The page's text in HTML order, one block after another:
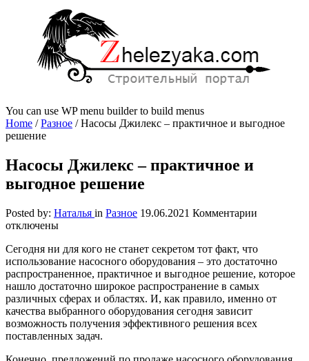
You can use WP menu builder to build menus
Home /Разное /Насосы Джилекс – практичное и выгодное
решение
Насосы Джилекс – практичное и
выгодное решение
Posted by: Наталья in Разное 19.06.2021 Комментарии
Джилекс
–
и
выгодное
отключены
Сегодня ни для кого не станет секретом тот факт, что
использование насосного оборудования – это достаточно
распространенное, практичное и выгодное решение, которое
нашло достаточно широкое распространение в самых
различных сферах и областях. И, как правило, именно от
качества выбранного оборудования сегодня зависит
возможность получения эффективного решения всех
поставленных задач.